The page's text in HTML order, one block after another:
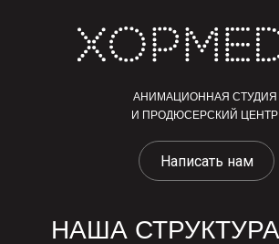
АНИМАЦИОННАЯ СТУДИЯ
И ПРОДЮСЕРСКИЙ ЦЕНТР
Написать нам
НАША СТРУКТУРА
реальность. Мы создаём визуальный
контент и креативные концепции.